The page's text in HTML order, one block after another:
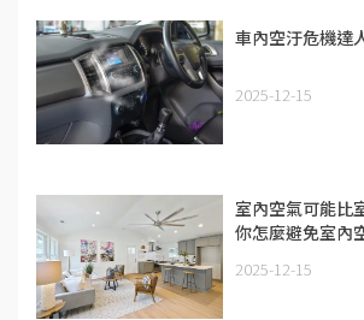
車內空汙危機達
2025-12-15
室內空氣可能比
你怎麼避免室內
2025-12-15